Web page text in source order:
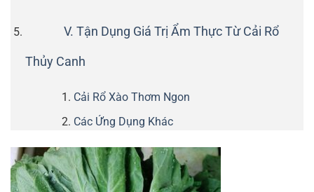
V. Tận Dụng Giá Trị Ẩm Thực Từ Cải Rổ
Thủy Canh
Cải Rổ Xào Thơm Ngon
Các Ứng Dụng Khác